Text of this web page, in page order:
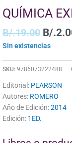
QUÍMICA
B/.19.00 B/.
Sin existencias
SKU: 9786073222488
Editorial: PEARSON
Autores: ROMERO
Año de Edición:2014
Edición: 1ED.